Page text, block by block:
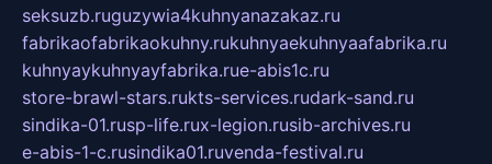
seksuzb.ruguzywia4kuhnyanazakaz.ru
fabrikaofabrikaokuhny.rukuhnyaekuhnyaafabrika.ru
kuhnyaykuhnyayfabrika.rue-abis1c.ru
store-brawl-stars.rukts-services.rudark-sand.ru
sindika-01.rusp-life.rux-legion.rusib-archives.ru
e-abis-1-c.rusindika01.ruvenda-festival.ru